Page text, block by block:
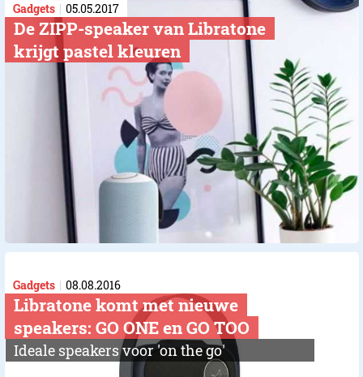
Gadgets 05.05.2017
De ZIPP-speaker van Libratone
krijgt pastel kleuren
Gadgets 08.08.2016
Libratone komt met nieuwe
speakers: GO ONE en GO TOO
Ideale speakers voor 'on the go'